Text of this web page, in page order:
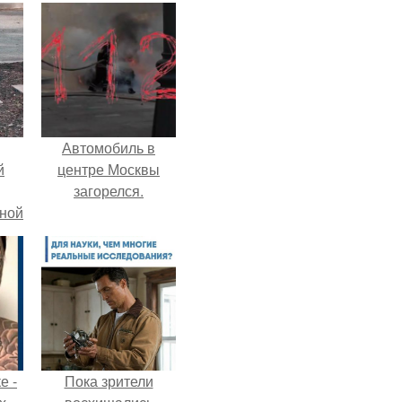
Автомобиль в
центре Москвы
загорелся.
-
Пока зрители